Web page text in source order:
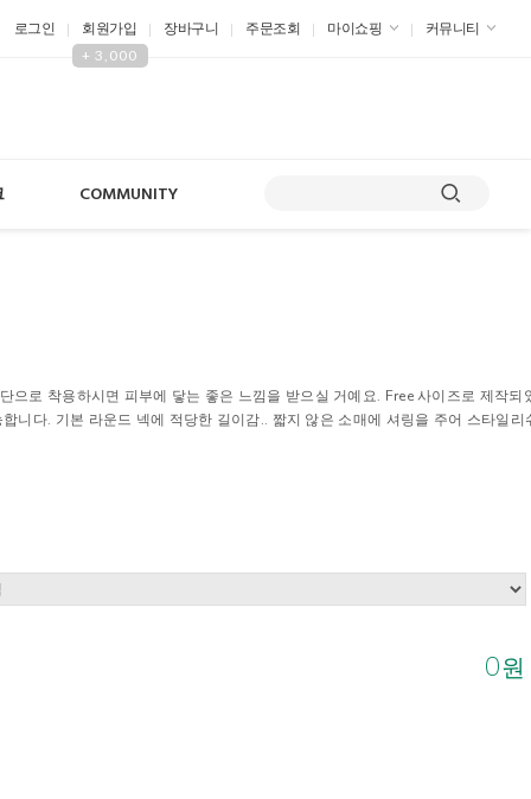
로그인 회원가입
+ 3,000
장바구니 주문조회 마이쇼핑 커뮤니티
COMMUNITY
으로 착용하시면 피부에 닿는 좋은 느낌을 받으실 거예요. Free 사이즈로 제작되
니다. 기본 라운드 넥에 적당한 길이감.. 짧지 않은 소매에 셔링을 주어 스타일리
0원